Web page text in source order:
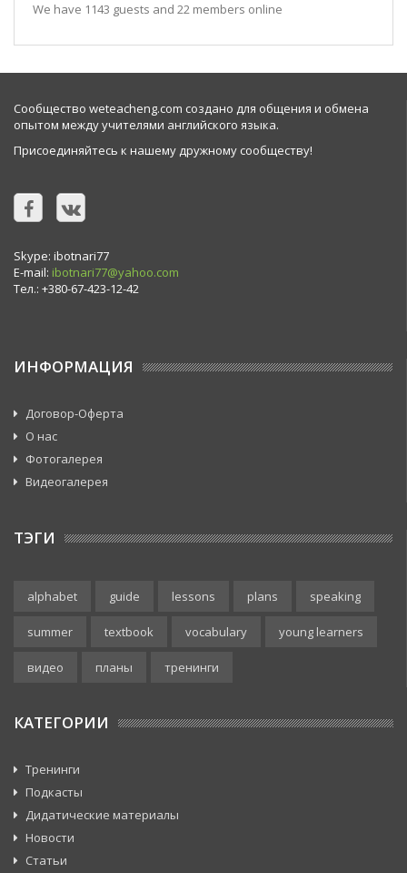
We have 1143 guests and 22 members online
Сообщество weteacheng.com создано для общения и обмена
опытом между учителями английского языка.
Присоединяйтесь к нашему дружному сообществу!
Skype: ibotnari77
E-mail: ibotnari77@yahoo.com
Тел.: +380-67-423-12-42
ИНФОРМАЦИЯ
Договор-Оферта
О нас
Фотогалерея
Видеогалерея
ТЭГИ
alphabet guide lessons plans speaking
summer textbook vocabulary young learners
видео планы тренинги
КАТЕГОРИИ
Тренинги
Подкасты
Дидатические материалы
Новости
Статьи